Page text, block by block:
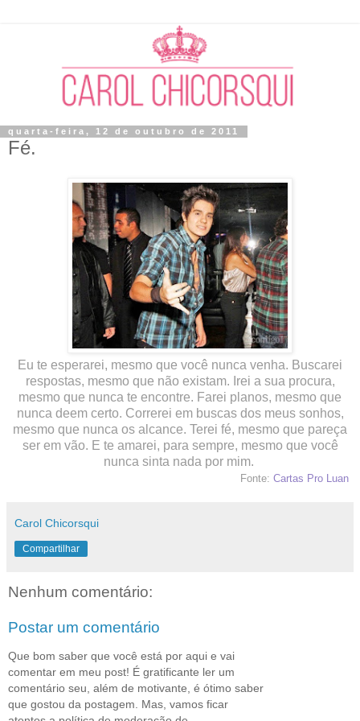
quarta-feira, 12 de outubro de 2011
Fé.
Eu te esperarei, mesmo que você nunca venha. Buscarei
respostas, mesmo que não existam. Irei a sua procura,
mesmo que nunca te encontre. Farei planos, mesmo que
nunca deem certo. Correrei em buscas dos meus sonhos,
mesmo que nunca os alcance. Terei fé, mesmo que pareça
ser em vão. E te amarei, para sempre, mesmo que você
nunca sinta nada por mim.
Fonte: Cartas Pro Luan
Carol Chicorsqui
Compartilhar
Nenhum comentário:
Postar um comentário
Que bom saber que você está por aqui e vai
comentar em meu post! É gratificante ler um
comentário seu, além de motivante, é ótimo saber
que gostou da postagem. Mas, vamos ficar